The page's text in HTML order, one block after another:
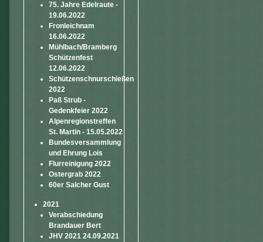
75. Jahre Edelraute -
19.06.2022
Fronleichnam
16.06.2022
Mühlbach/Bramberg
Schützenfest
12.06.2022
Schützenschnurschießen
2022
Paß Strub -
Gedenkfeier 2022
Alpenregionstreffen
St. Martin - 15.05.2022
Bundesversammlung
und Ehrung Lois
Flurreinigung 2022
Ostergrab 2022
60er Salcher Gust
2021
Verabschiedung
Brandauer Bert
JHV 2021 24.09.2021